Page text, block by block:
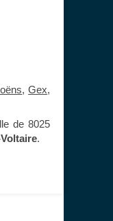
,Gex,
de 8025
.